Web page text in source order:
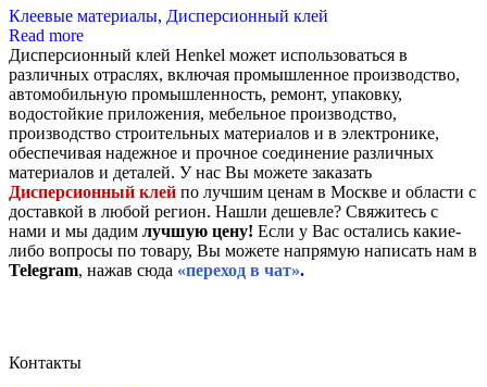
Клеевые материалы, Дисперсионный клей
Read more
Дисперсионный клей Henkel может использоваться в
различных отраслях, включая промышленное производство,
автомобильную промышленность, ремонт, упаковку,
водостойкие приложения, мебельное производство,
производство строительных материалов и в электронике,
обеспечивая надежное и прочное соединение различных
материалов и деталей. У нас Вы можете заказать
Дисперсионный клей по лучшим ценам в Москве и области с
доставкой в любой регион. Нашли дешевле? Свяжитесь с
нами и мы дадим лучшую цену! Если у Вас остались какие-
либо вопросы по товару, Вы можете напрямую написать нам в
Telegram, нажав сюда «переход в чат».
Контакты